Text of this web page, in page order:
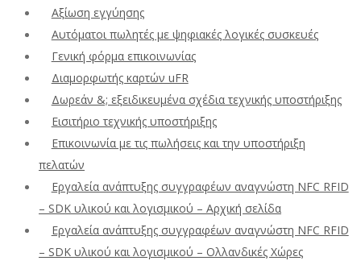
Αξίωση εγγύησης
Αυτόματοι πωλητές με ψηφιακές λογικές συσκευές
Γενική φόρμα επικοινωνίας
Διαμορφωτής καρτών uFR
Δωρεάν &; εξειδικευμένα σχέδια τεχνικής υποστήριξης
Εισιτήριο τεχνικής υποστήριξης
Επικοινωνία με τις πωλήσεις και την υποστήριξη
πελατών
Εργαλεία ανάπτυξης συγγραφέων αναγνώστη NFC RFID
– SDK υλικού και λογισμικού – Αρχική σελίδα
Εργαλεία ανάπτυξης συγγραφέων αναγνώστη NFC RFID
– SDK υλικού και λογισμικού – Ολλανδικές Χώρες